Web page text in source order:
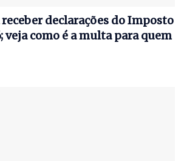
declarações do Imposto
veja como é a multa para quem